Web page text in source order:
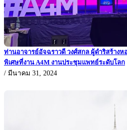
ท่านอาจารย์อัจฉราวดี วงศ์สกล ผู้ดำริสร้าง
พิเศษที่งาน A4M งานประชุมแพทย์ระดับโลก
/ มีนาคม 31, 2024